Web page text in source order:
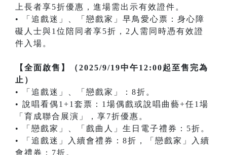
上長者享5折優惠，進場需出示有效證件。
• 「追戲迷」、「戀戲家」早鳥愛心票：身心障
礙人士與1位陪同者享5折，2人需同時憑有效證
件入場。
【全面啟售】（2025/9/19中午12:00起至售完為
止）
• 「追戲迷」、「戀戲家」：8折。
• 說唱看偶1+1套票：1場偶戲或說唱曲藝+任1場
「育成聯合展演」，享7折優惠。
• 「戀戲家」、「戲曲人」生日電子禮券：5折。
• 「追戲迷」入續會禮券：8折，「戀戲家」入續
會禮券：7折。